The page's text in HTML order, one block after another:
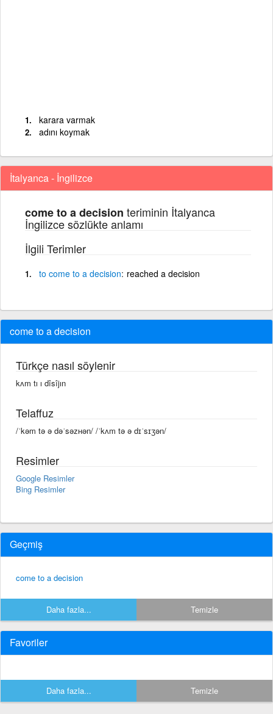
karara varmak
adını koymak
İtalyanca - İngilizce
come to a decision teriminin İtalyanca
İngilizce sözlükte anlamı
İlgili Terimler
to come to a decision reached a decision
come to a decision
Türkçe nasıl söylenir
kʌm tı ı dîsîjın
Telaffuz
/ˈkəm tə ə dəˈsəᴢʜən/ /ˈkʌm tə ə dɪˈsɪʒən/
Resimler
Google Resimler
Bing Resimler
Geçmiş
come to a decision
Daha fazla... Temizle
Favoriler
Daha fazla... Temizle